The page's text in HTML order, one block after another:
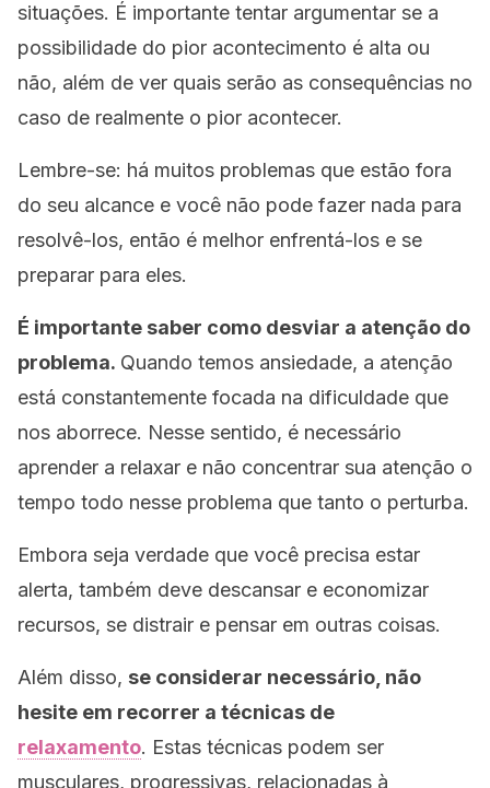
situações. É importante tentar argumentar se a
possibilidade do pior acontecimento é alta ou
não, além de ver quais serão as consequências no
caso de realmente o pior acontecer.
Lembre-se: há muitos problemas que estão fora
do seu alcance e você não pode fazer nada para
resolvê-los, então é melhor enfrentá-los e se
preparar para eles.
É importante saber como desviar a atenção do
problema. Quando temos ansiedade, a atenção
está constantemente focada na dificuldade que
nos aborrece. Nesse sentido, é necessário
aprender a relaxar e não concentrar sua atenção o
tempo todo nesse problema que tanto o perturba.
Embora seja verdade que você precisa estar
alerta, também deve descansar e economizar
recursos, se distrair e pensar em outras coisas.
Além disso, se considerar necessário, não
hesite em recorrer a técnicas de
relaxamento. Estas técnicas podem ser
musculares, progressivas, relacionadas à